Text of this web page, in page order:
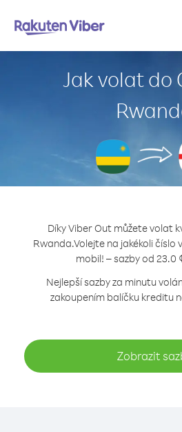
Jak volat do
Díky Viber Out můžete volat
Rwanda.Volejte na jakékoli číslo
mobil! – sazby od 23.0
Nejlepší sazby za minutu
zakoupením balíčku kreditu
Zobrazit